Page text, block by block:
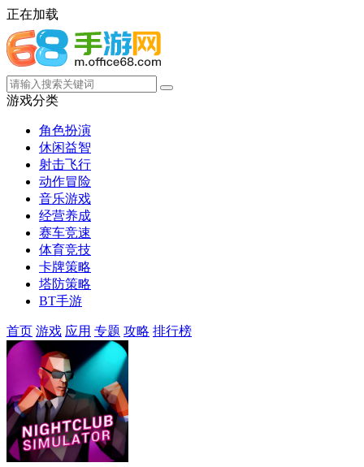
正在加载
游戏分类
角色扮演
休闲益智
射击飞行
动作冒险
音乐游戏
经营养成
赛车竞速
体育竞技
卡牌策略
塔防策略
BT手游
首页 游戏 应用 专题 攻略 排行榜